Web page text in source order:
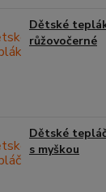
Dětské
růžovočerné
Dětské
s myškou